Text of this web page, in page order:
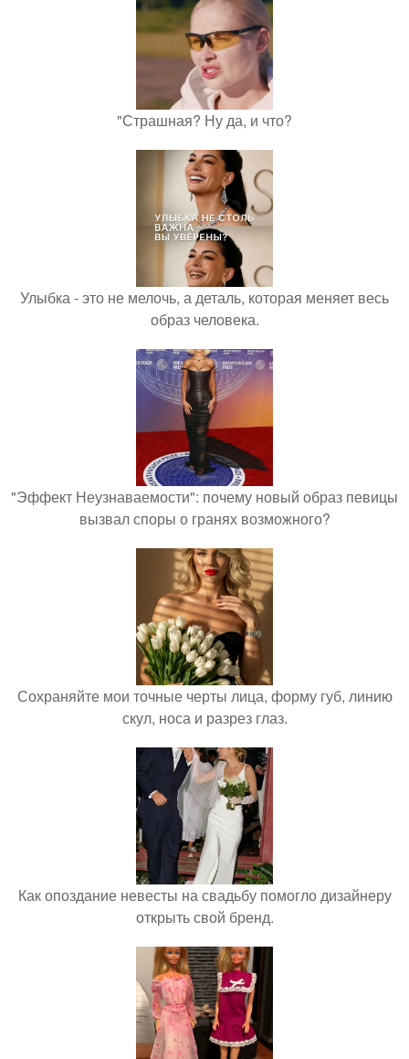
"Страшная? Ну да, и что?
Улыбка - это не мелочь, а деталь, которая меняет весь
образ человека.
"Эффект Неузнаваемости": почему новый образ певицы
вызвал споры о гранях возможного?
Сохраняйте мои точные черты лица, форму губ, линию
скул, носа и разрез глаз.
Как опоздание невесты на свадьбу помогло дизайнеру
открыть свой бренд.